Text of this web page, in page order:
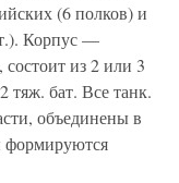
(6 полков) и
Корпус —
из 2 или 3
тяж. бат. Все танк.
объединены в
формируются